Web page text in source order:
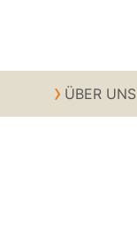
ÜBER UNS